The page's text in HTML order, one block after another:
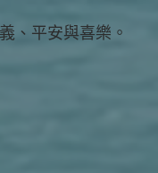
、平安與喜樂。